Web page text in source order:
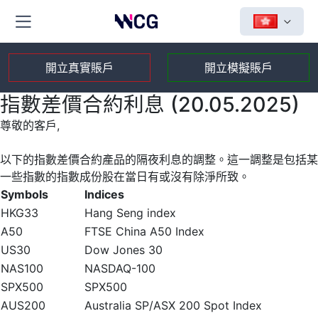
開立真實賬戶 開立模擬賬戶
指數差價合約利息 (20.05.2025)
尊敬的客戶,
以下的指數差價合約產品的隔夜利息的調整。這一調整是包括某
一些指數的指數成份股在當日有或沒有除淨所致。
Symbols
Indices
HKG33
Hang Seng index
A50
FTSE China A50 Index
US30
Dow Jones 30
NAS100
NASDAQ-100
SPX500
SPX500
AUS200
Australia SP/ASX 200 Spot Index